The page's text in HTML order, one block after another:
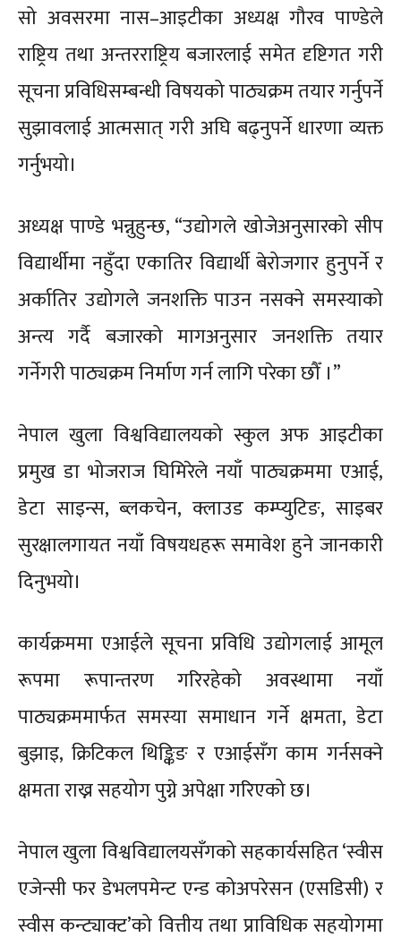
सो अवसरमा नास–आइटीका अध्यक्ष गौरव पाण्डेले
राष्ट्रिय तथा अन्तरराष्ट्रिय बजारलाई समेत दृष्टिगत गरी
सूचना प्रविधिसम्बन्धी विषयको पाठ्यक्रम तयार गर्नुपर्ने
सुझावलाई आत्मसात् गरी अघि बढ्नुपर्ने धारणा व्यक्त
गर्नुभयो।
अध्यक्ष पाण्डे भन्नुहुन्छ, “उद्योगले खोजेअनुसारको सीप
विद्यार्थीमा नहुँदा एकातिर विद्यार्थी बेरोजगार हुनुपर्ने र
अर्कातिर उद्योगले जनशक्ति पाउन नसक्ने समस्याको
अन्त्य गर्दै बजारको मागअनुसार जनशक्ति तयार
गर्नेगरी पाठ्यक्रम निर्माण गर्न लागि परेका छौँ ।”
नेपाल खुला विश्वविद्यालयको स्कुल अफ आइटीका
प्रमुख डा भोजराज घिमिरेले नयाँ पाठ्यक्रममा एआई,
डेटा साइन्स, ब्लकचेन, क्लाउड कम्प्युटिङ, साइबर
सुरक्षालगायत नयाँ विषयधहरू समावेश हुने जानकारी
दिनुभयो।
कार्यक्रममा एआईले सूचना प्रविधि उद्योगलाई आमूल
रूपमा रूपान्तरण गरिरहेको अवस्थामा नयाँ
पाठ्यक्रममार्फत समस्या समाधान गर्ने क्षमता, डेटा
बुझाइ, क्रिटिकल थिङ्किङ र एआईसँग काम गर्नसक्ने
क्षमता राख्न सहयोग पुग्ने अपेक्षा गरिएको छ।
नेपाल खुला विश्वविद्यालयसँगको सहकार्यसहित ‘स्वीस
एजेन्सी फर डेभलपमेन्ट एन्ड कोअपरेसन (एसडिसी) र
स्वीस कन्ट्याक्ट’को वित्तीय तथा प्राविधिक सहयोगमा